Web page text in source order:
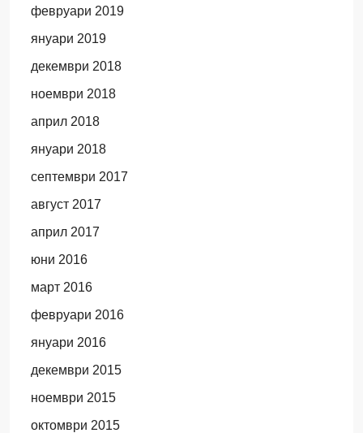
февруари 2019
януари 2019
декември 2018
ноември 2018
април 2018
януари 2018
септември 2017
август 2017
април 2017
юни 2016
март 2016
февруари 2016
януари 2016
декември 2015
ноември 2015
октомври 2015